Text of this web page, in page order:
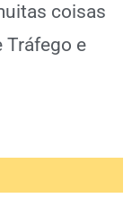
coisas
Tráfego e